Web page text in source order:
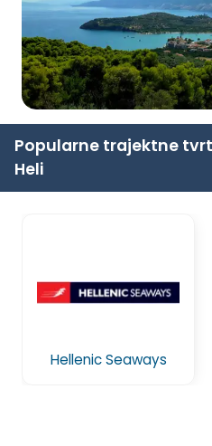
Popularne trajektne
Heli
Hellenic Seaways